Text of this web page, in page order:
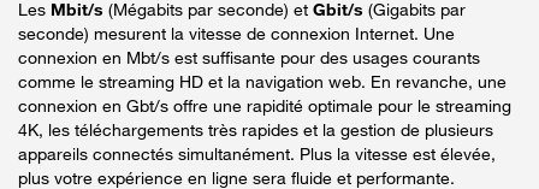
Les Mbit/s (Mégabits par seconde) et Gbit/s (Gigabits par
seconde) mesurent la vitesse de connexion Internet. Une
connexion en Mbt/s est suffisante pour des usages courants
comme le streaming HD et la navigation web. En revanche, une
connexion en Gbt/s offre une rapidité optimale pour le streaming
4K, les téléchargements très rapides et la gestion de plusieurs
appareils connectés simultanément. Plus la vitesse est élevée,
plus votre expérience en ligne sera fluide et performante.